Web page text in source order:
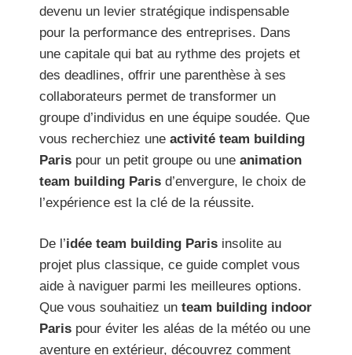
devenu un levier stratégique indispensable
pour la performance des entreprises. Dans
une capitale qui bat au rythme des projets et
des deadlines, offrir une parenthèse à ses
collaborateurs permet de transformer un
groupe d’individus en une équipe soudée. Que
vous recherchiez une activité team building
Paris pour un petit groupe ou une animation
team building Paris d’envergure, le choix de
l’expérience est la clé de la réussite.
De l’idée team building Paris insolite au
projet plus classique, ce guide complet vous
aide à naviguer parmi les meilleures options.
Que vous souhaitiez un team building indoor
Paris pour éviter les aléas de la météo ou une
aventure en extérieur, découvrez comment